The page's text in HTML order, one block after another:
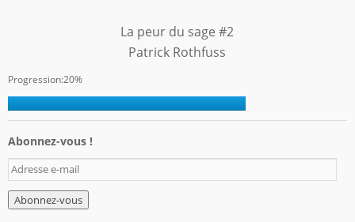
La peur du sage #2
Patrick Rothfuss
Progression:20%
Abonnez-vous !
A
d
r
e